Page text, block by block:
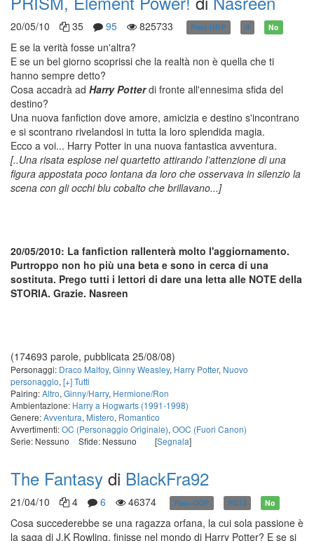
20/05/10 35 95 825733 Post-HBP R No
E se la verità fosse un'altra?
E se un bel giorno scoprissi che la realtà non è quella che ti
hanno sempre detto?
Cosa accadrà ad Harry Potterdi fronte all'ennesima sfida del
destino?
Una nuova fanfiction dove amore, amicizia e destino s'incontrano
e si scontrano rivelandosi in tutta la loro splendida magia.
Ecco a voi... Harry Potter in una nuova fantastica avventura.
[..Una risata esplose nel quartetto attirando l’attenzione di una
figura appostata poco lontana da loro che osservava in silenzio la
scena con gli occhi blu cobalto che brillavano...]
20/05/2010: La fanfiction rallenterà molto l'aggiornamento.
Purtroppo non ho più una beta e sono in cerca di una
sostituta. Prego tutti i lettori di dare una letta alle NOTE della
STORIA. Grazie. Nasreen
(174693 parole, pubblicata 25/08/08)
Personaggi: Draco Malfoy, Ginny Weasley, Harry Potter, Nuovo
personaggio, [+] Tutti
Pairing:Altro, Ginny/Harry, Hermione/Ron
Ambientazione: Harry a Hogwarts (1991-1998)
Genere:Avventura, Mistero, Romantico
Avvertimenti:OC (Personaggio Originale), OOC (Fuori Canon)
Serie: Nessuno
Sfide: Nessuno [Segnala]
The Fantasy di BlackFra92
21/04/10 4 6 46374 Post-OOP PG13 No
Cosa succederebbe se una ragazza orfana, la cui sola passione è
la saga di J.K Rowling, finisse nel mondo di Harry Potter? E se si